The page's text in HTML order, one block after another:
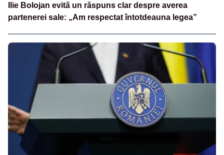
Ilie Bolojan evită un răspuns clar despre averea
partenerei sale: „Am respectat întotdeauna legea”